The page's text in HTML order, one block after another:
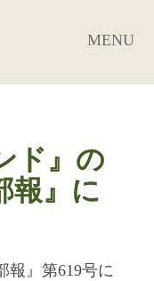
MENU
ド』の
報』に
報』第619号に